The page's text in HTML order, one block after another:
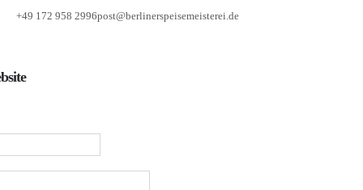
+49 172 958 2996post@berlinerspeisemeisterei.de